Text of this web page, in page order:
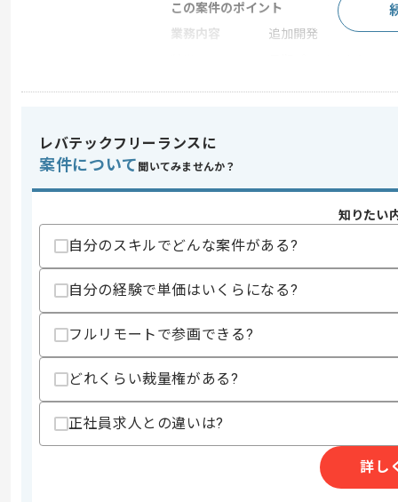
この案件のポイント
業務内容
追加開発
スキル
・PL/1を用いた開発経験
・Java（Struts）を用いた開発経験
・Oracleを用いた開発経験
スキルに不安がある方へ
上記に似た経験やスキルをお持ちであれば申
精算・お支払い
精算条件
有
精算基準時間
支払いサイト
商談回数
1回
レバテックフリーランスに
案件について 聞いてみませんか？
知りたい
自分のスキルでどんな案件がある?
自分の経験で単価はいくらになる?
フルリモートで参画できる?
どれくらい裁量権がある?
正社員求人との違いは?
詳し